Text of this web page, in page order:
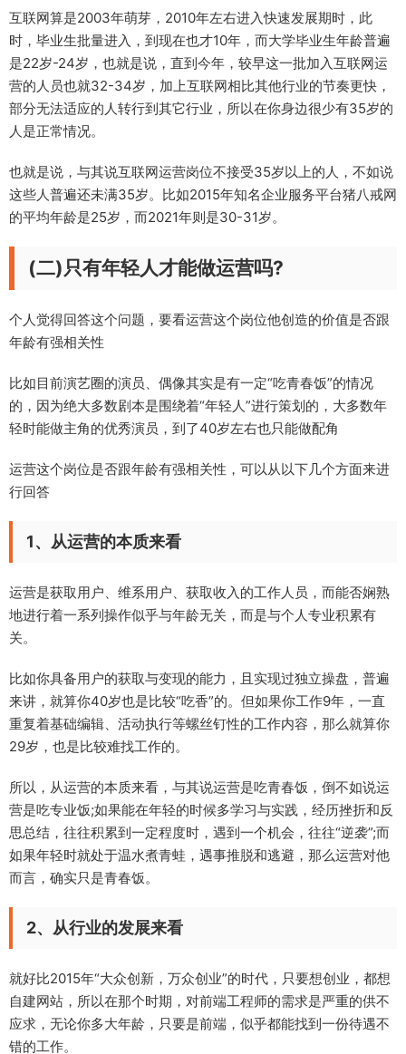
互联网算是2003年萌芽，2010年左右进入快速发展期时，此
时，毕业生批量进入，到现在也才10年，而大学毕业生年龄普遍
是22岁-24岁，也就是说，直到今年，较早这一批加入互联网运
营的人员也就32-34岁，加上互联网相比其他行业的节奏更快，
部分无法适应的人转行到其它行业，所以在你身边很少有35岁的
人是正常情况。
也就是说，与其说互联网运营岗位不接受35岁以上的人，不如说
这些人普遍还未满35岁。比如2015年知名企业服务平台猪八戒网
的平均年龄是25岁，而2021年则是30-31岁。
(二)只有年轻人才能做运营吗?
个人觉得回答这个问题，要看运营这个岗位他创造的价值是否跟
年龄有强相关性
比如目前演艺圈的演员、偶像其实是有一定“吃青春饭”的情况
的，因为绝大多数剧本是围绕着“年轻人”进行策划的，大多数年
轻时能做主角的优秀演员，到了40岁左右也只能做配角
运营这个岗位是否跟年龄有强相关性，可以从以下几个方面来进
行回答
1、从运营的本质来看
运营是获取用户、维系用户、获取收入的工作人员，而能否娴熟
地进行着一系列操作似乎与年龄无关，而是与个人专业积累有
关。
比如你具备用户的获取与变现的能力，且实现过独立操盘，普遍
来讲，就算你40岁也是比较“吃香”的。但如果你工作9年，一直
重复着基础编辑、活动执行等螺丝钉性的工作内容，那么就算你
29岁，也是比较难找工作的。
所以，从运营的本质来看，与其说运营是吃青春饭，倒不如说运
营是吃专业饭;如果能在年轻的时候多学习与实践，经历挫折和反
思总结，往往积累到一定程度时，遇到一个机会，往往“逆袭”;而
如果年轻时就处于温水煮青蛙，遇事推脱和逃避，那么运营对他
而言，确实只是青春饭。
2、从行业的发展来看
就好比2015年“大众创新，万众创业”的时代，只要想创业，都想
自建网站，所以在那个时期，对前端工程师的需求是严重的供不
应求，无论你多大年龄，只要是前端，似乎都能找到一份待遇不
错的工作。